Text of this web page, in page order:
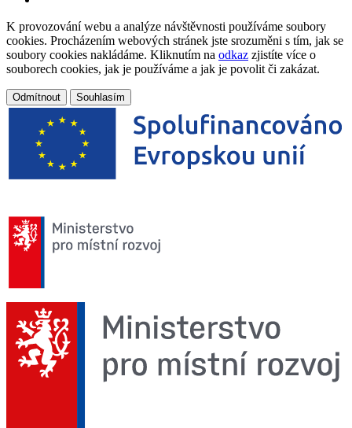
K provozování webu a analýze návštěvnosti používáme soubory
cookies. Procházením webových stránek jste srozuměni s tím, jak se
soubory cookies nakládáme. Kliknutím na odkaz zjistíte více o
souborech cookies, jak je používáme a jak je povolit či zakázat.
Odmítnout Souhlasím